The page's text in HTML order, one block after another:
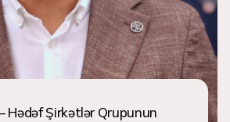
Hədəf Şirkətlər Qrupunun